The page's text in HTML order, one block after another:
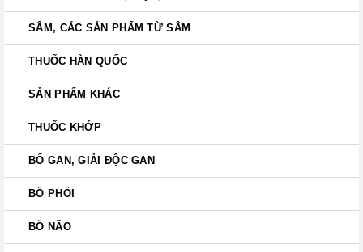
SÂM, CÁC SẢN PHẨM TỪ SÂM
THUỐC HÀN QUỐC
SẢN PHẨM KHÁC
THUỐC KHỚP
BỔ GAN, GIẢI ĐỘC GAN
BỔ PHỔI
BỔ NÃO